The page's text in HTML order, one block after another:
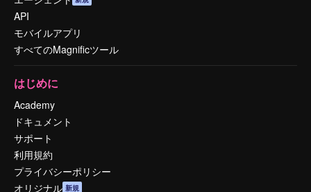
API
モバイルアプリ
すべてのMagnificツール
はじめに
Academy
ドキュメント
サポート
利用規約
プライバシーポリシー
オリジナル 新規